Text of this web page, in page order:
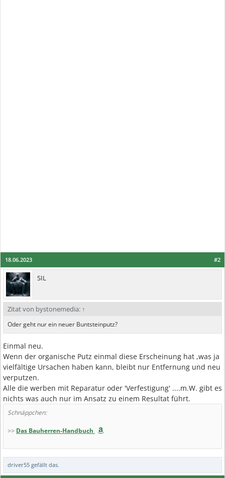
#2
18.06.2023
SIL
Zitat von bystonemedia: ↑
Oder geht nur ein neuer Buntsteinputz?
Einmal neu.
Wenn der organische Putz einmal diese Erscheinung hat ,was ja
vielfältige Ursachen haben kann, bleibt nur Entfernung und neu
verputzen.
Alle die werben mit Reparatur oder 'Verfestigung' ....m.W. gibt es
nichts was auch nur im Ansatz zu einem Resultat führt.
Schnäppchen:
>> Das Bauherren-Handbuch
driver55 gefällt das.